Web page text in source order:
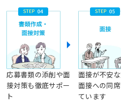
応募書類の添削や面
接対策も徹底サポー
ト
面接が不安な
面接への同
ています